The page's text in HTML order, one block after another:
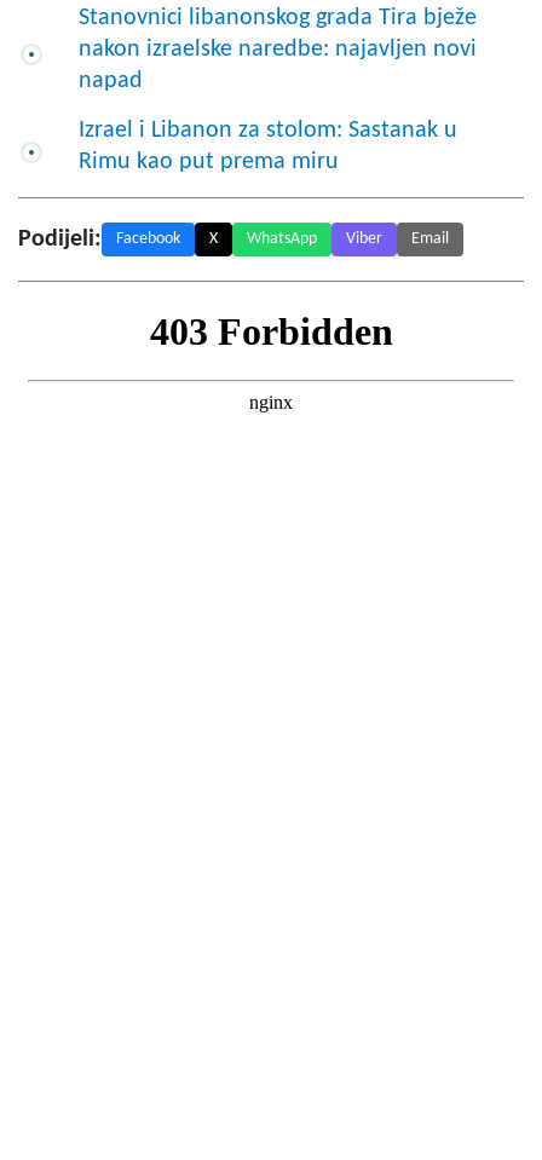
Stanovnici libanonskog grada Tira bježe
nakon izraelske naredbe: najavljen novi
napad
Izrael i Libanon za stolom: Sastanak u
Rimu kao put prema miru
Podijeli: Facebook X WhatsApp Viber Email